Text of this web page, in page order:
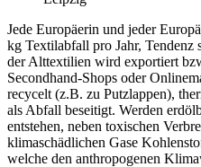
Jede Europäerin und jeder
kg Textilabfall pro Jahr, Tendenz
der Alttextilien wird exportiert
Secondhand-Shops oder
recycelt (z.B. zu Putzlappen),
als Abfall beseitigt. Werden
entstehen, neben toxischen
klimaschädlichen Gase
welche den anthropogenen